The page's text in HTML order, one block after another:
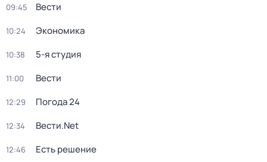
09:45 Вести
10:24 Экономика
10:38 5-я студия
11:00 Вести
12:29 Погода 24
12:34 Вести.Net
12:46 Есть решение